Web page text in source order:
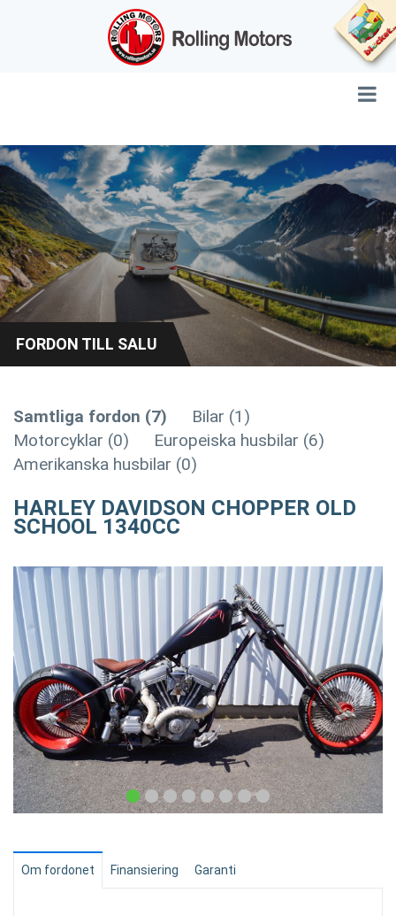
FORDON TILL SALU
Samtliga fordon (7)
Bilar (1)
Motorcyklar (0)
Europeiska husbilar (6)
Amerikanska husbilar (0)
HARLEY DAVIDSON CHOPPER OLD
SCHOOL 1340CC
Om fordonet Finansiering Garanti